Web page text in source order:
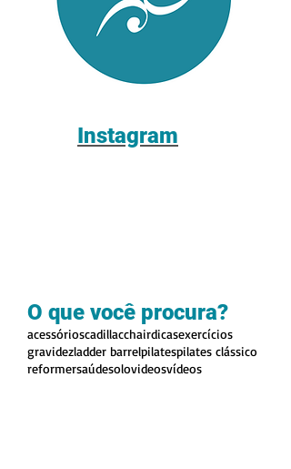
Instagram
O que você procura?
acessórioscadillacchairdicasexercícios
gravidezladder barrelpilatespilates clássico
reformersaúdesolovideosvídeos